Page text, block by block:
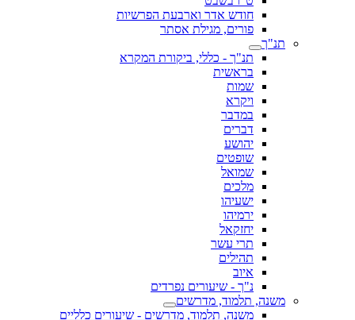
חודש אדר וארבעת הפרשיות
פורים, מגילת אסתר
תנ"ך
תנ"ך - כללי, ביקורת המקרא
בראשית
שמות
ויקרא
במדבר
דברים
יהושע
שופטים
שמואל
מלכים
ישעיהו
ירמיהו
יחזקאל
תרי עשר
תהילים
איוב
נ"ך - שיעורים נפרדים
משנה, תלמוד, מדרשים
משנה, תלמוד, מדרשים - שיעורים כלליים